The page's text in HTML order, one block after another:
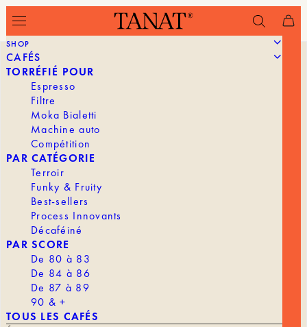
SHOP
CAFÉS
TORRÉFIÉ POUR
Espresso
Filtre
Moka Bialetti
Machine auto
Compétition
PAR CATÉGORIE
Terroir
Funky & Fruity
Best-sellers
Process Innovants
Décaféiné
PAR SCORE
De 80 à 83
De 84 à 86
De 87 à 89
90 & +
TOUS LES CAFÉS